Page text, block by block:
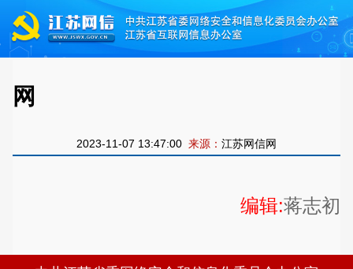
网
2023-11-07 13:47:00 来源： 江苏网信网
编辑:蒋志初